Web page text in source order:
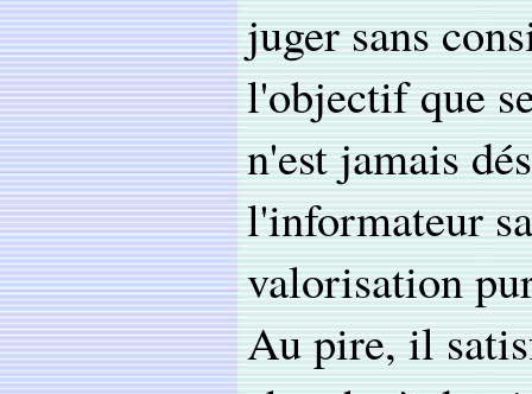
juger sans
l'objectif que
n'est jamais
l'informateur
valorisation
Au pire, il